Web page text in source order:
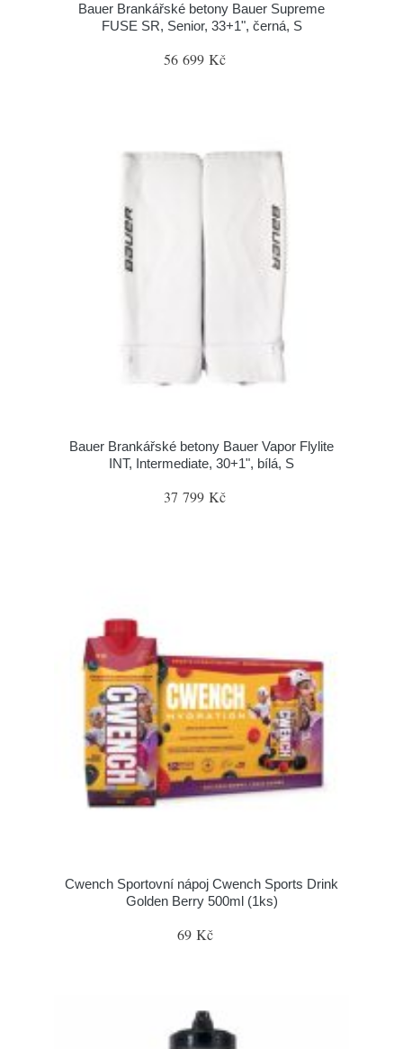
Bauer Brankářské betony Bauer Supreme
FUSE SR, Senior, 33+1", černá, S
56 699 Kč
Bauer Brankářské betony Bauer Vapor Flylite
INT, Intermediate, 30+1", bílá, S
37 799 Kč
Cwench Sportovní nápoj Cwench Sports Drink
Golden Berry 500ml (1ks)
69 Kč